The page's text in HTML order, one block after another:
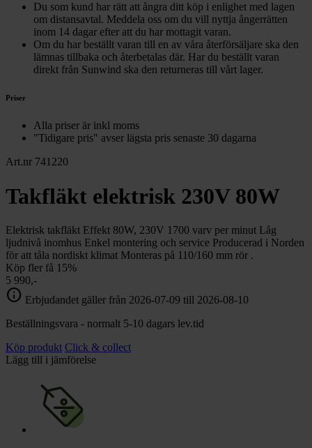
Du som kund har rätt att ångra ditt köp i enlighet med lagen
om distansavtal. Meddela oss om du vill nyttja ångerrätten
inom 14 dagar efter att du har mottagit varan.
Om du har beställt varan till en av våra återförsäljare ska den
lämnas tillbaka och återbetalas där. Har du beställt varan
direkt från Sunwind ska den returneras till vårt lager.
Priser
Alla priser är inkl moms
"Tidigare pris" avser lägsta pris senaste 30 dagarna
Art.nr 741220
Takfläkt elektrisk 230V 80W
Elektrisk takfläkt Effekt 80W, 230V 1700 varv per minut Låg
ljudnivå inomhus Enkel montering och service Producerad i Norden
för att tåla nordiskt klimat Monteras på 110/160 mm rör .
Köp fler få 15%
5 990,-
info Erbjudandet gäller från 2026-07-09 till 2026-08-10
Beställningsvara - normalt 5-10 dagars lev.tid
Köp produkt Click & collect
Lägg till i jämförelse